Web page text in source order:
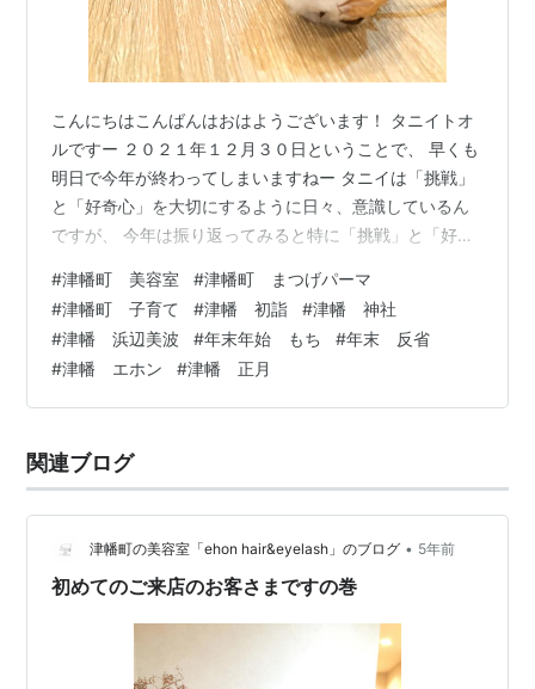
こんにちはこんばんはおはようございます！ タニイトオ
ルですー ２０２１年１２月３０日ということで、 早くも
明日で今年が終わってしまいますねー タニイは「挑戦」
と「好奇心」を大切にするように日々、意識しているん
ですが、 今年は振り返ってみると特に「挑戦」と「好奇
動き出し、 銀行に融資をお願いし、 今までやっていた業
務を手放すことを始め、 新卒で入った会社を辞め、 クラ
ウドファンディングにチャレンジし、 ブログとホームペ
ージを立ち上げ、 最後はパンを作って… などなど、今思
うと、人生でやったことないことばかりの一年だったな
#津幡町 美容室 #津幡町 まつげパーマ
#津幡町 子育て #津幡 初詣 #津幡 神社
#津幡 浜辺美波 #年末年始 もち #年末 反省
#津幡 エホン #津幡 正月
関連ブログ
津幡町の美容室「ehon hair&eyelash」のブログ • 5年前
初めてのご来店のお客さまですの巻